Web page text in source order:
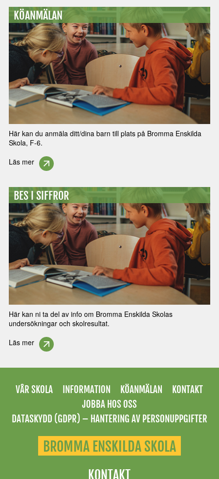
KÖANMÄLAN
Här kan du anmäla ditt/dina barn till plats på Bromma Enskilda
Skola, F-6.
Läs mer
BES I SIFFROR
Här kan ni ta del av info om Bromma Enskilda Skolas
undersökningar och skolresultat.
Läs mer
VÅR SKOLA INFORMATION KÖANMÄLAN
KONTAKT
JOBBA HOS OSS
DATASKYDD (GDPR) – HANTERING AV PERSONUPPGIFTER
BROMMA ENSKILDA SKOLA
KONTAKT